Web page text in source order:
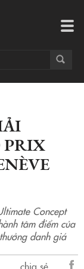
Concept
tâm điểm của
danh giá
chia sẻ